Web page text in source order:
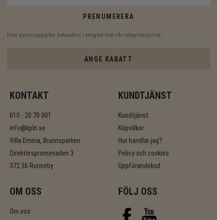
PRENUMERERA
Dina personuppgifter behandlas i enlighet med vår integritetspolicy
ANGE RABATT
KONTAKT
010 - 20 70 001
info@kpln.se
Villa Emma, Brunnsparken
Direktörspromenaden 3
372 36 Ronneby
KUNDTJÄNST
Kundtjänst
Köpvillkor
Hur handlar jag?
Policy och cookies
Uppförandekod
OM OSS
Om oss
FÖLJ OSS